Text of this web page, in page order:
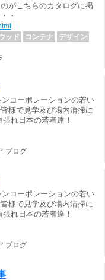
がこちらのカタログに掲
・
ッド コンテナ
デザイン
コーポレーションの若い
様で見学及び場内清掃に
れ日本の若者達！
ブログ
コーポレーションの若い
様で見学及び場内清掃に
れ日本の若者達！
ブログ